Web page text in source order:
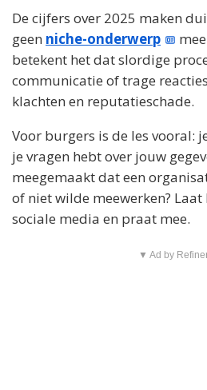
De cijfers over 2025 maken
geen niche-onderwerp
betekent het dat slordige
communicatie of trage
klachten en reputatieschade.
Voor burgers is de les vooral:
je vragen hebt over jouw
meegemaakt dat een
of niet wilde meewerken? Laat
sociale media en praat mee.
▼ Ad by